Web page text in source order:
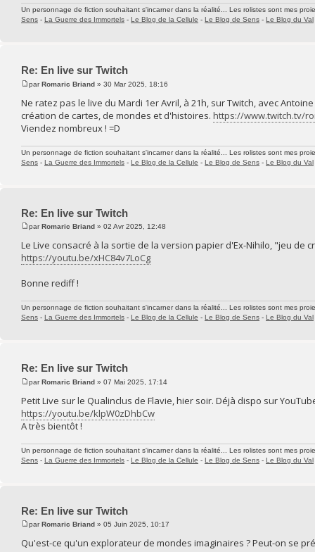
Un personnage de fiction souhaitant s'incarner dans la réalité... Les rolistes sont mes
Sens - La Guerre des Immortels - Le Blog de la Cellule - Le Blog de Sens - Le Blog du Val
Re: En live sur Twitch
parRomaric Briand » 30 Mar 2025, 18:16
Ne ratez pas le live du Mardi 1er Avril, à 21h, sur Twitch, avec
création de cartes, de mondes et d'histoires. https://www.twitch.tv/
Viendez nombreux ! =D
Un personnage de fiction souhaitant s'incarner dans la réalité... Les rolistes sont mes
Sens - La Guerre des Immortels - Le Blog de la Cellule - Le Blog de Sens - Le Blog du Val
Re: En live sur Twitch
parRomaric Briand » 02 Avr 2025, 12:48
Le Live consacré à la sortie de la version papier d'Ex-Nihilo, "jeu
https://youtu.be/xHC84v7LoCg
Bonne rediff !
Un personnage de fiction souhaitant s'incarner dans la réalité... Les rolistes sont mes
Sens - La Guerre des Immortels - Le Blog de la Cellule - Le Blog de Sens - Le Blog du Val
Re: En live sur Twitch
parRomaric Briand » 07 Mai 2025, 17:14
Petit Live sur le Qualinclus de Flavie, hier soir. Déjà dispo sur
https://youtu.be/klpW0zDhbCw
A très bientôt !
Un personnage de fiction souhaitant s'incarner dans la réalité... Les rolistes sont mes
Sens - La Guerre des Immortels - Le Blog de la Cellule - Le Blog de Sens - Le Blog du Val
Re: En live sur Twitch
parRomaric Briand » 05 Juin 2025, 10:17
Qu'est-ce qu'un explorateur de mondes imaginaires ? Peut-on se